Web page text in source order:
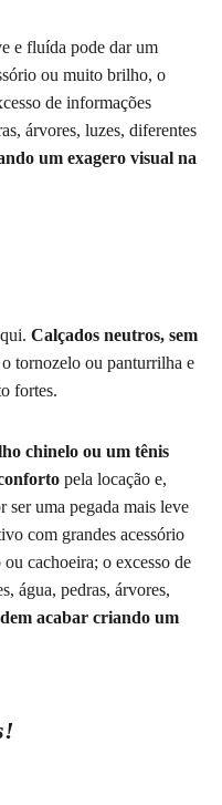
e fluída pode dar um
ou muito brilho, o
de informações
árvores, luzes, diferentes
um exagero visual na
Calçados neutros, sem
tornozelo ou panturrilha e
fortes.
chinelo ou um tênis
pela locação e,
uma pegada mais leve
com grandes acessório
cachoeira; o excesso de
água, pedras, árvores,
acabar criando um